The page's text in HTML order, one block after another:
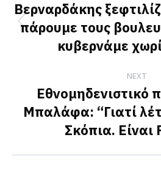
navigation
post:
Βερναρδάκης
πάρουμε τους
κυβερνάμε
NEXT
Next
post:
Εθνομηδενιστικό
Μπαλάφα: “Γιατί
Σκόπια. Είναι